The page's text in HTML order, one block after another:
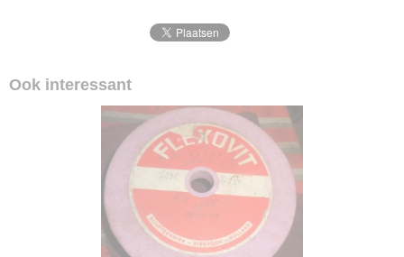
Ook interessant